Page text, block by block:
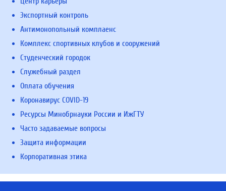
Экспортный контроль
Антимонопольный комплаенс
Комплекс спортивных клубов и сооружений
Студенческий городок
Служебный раздел
Оплата обучения
Коронавирус COVID-19
Ресурсы Минобрнауки России и ИжГТУ
Часто задаваемые вопросы
Защита информации
Корпоративная этика